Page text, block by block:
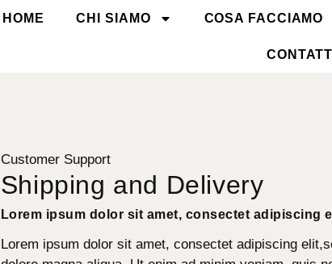
HOME CHI SIAMO COSA FACCIAMO
CONTATTI
Customer Support
Shipping and Delivery
Lorem ipsum dolor sit amet, consectet adipiscing
Lorem ipsum dolor sit amet, consectet adipiscing